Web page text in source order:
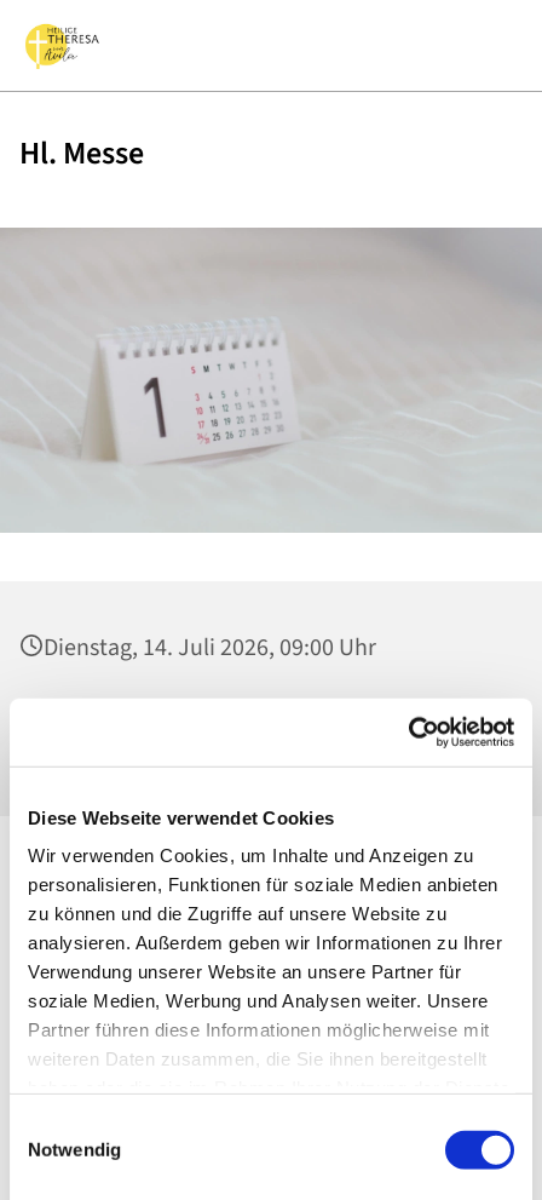
Diese Webseite verwendet Cookies
Wir verwenden Cookies, um Inhalte und Anzeigen zu
personalisieren, Funktionen für soziale Medien anbieten
zu können und die Zugriffe auf unsere Website zu
analysieren. Außerdem geben wir Informationen zu Ihrer
Verwendung unserer Website an unsere Partner für
soziale Medien, Werbung und Analysen weiter. Unsere
Partner führen diese Informationen möglicherweise mit
weiteren Daten zusammen, die Sie ihnen bereitgestellt
Notwendig
Hl. Messe
Dienstag, 14. Juli 2026, 09:00 Uhr
St. Josef - Berlin-Weißensee, Pfarrkirche,